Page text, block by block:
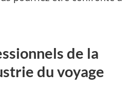
de la
du voyage